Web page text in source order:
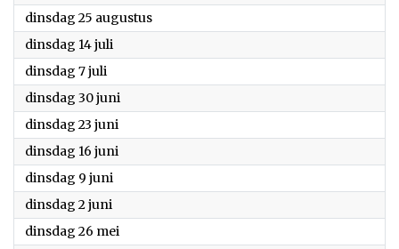
dinsdag 25 augustus2020
dinsdag 14 juli
dinsdag 7 juli
dinsdag 30 juni
dinsdag 23 juni
dinsdag 16 juni
dinsdag 9 juni
dinsdag 2 juni
dinsdag 26 mei